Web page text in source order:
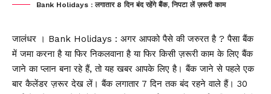
Bank Holidays : लगातार 8 दिन बंद रहेंगे बैंक, निपटा लें ज़रूरी काम
जालंधर । Bank Holidays : अगर आपको पैसे की जरुरत है ? पैसा बैंक
में जमा करना है या फिर निकलवाना है या फिर किसी ज़रूरी काम के लिए बैंक
जाने का प्लान बना रहे हैं, तो यह खबर आपके लिए है। बैंक जाने से पहले एक
बार कैलेंडर ज़रूर देख लें। बैंक लगातार 7 दिन तक बंद रहने वाले हैं। 30